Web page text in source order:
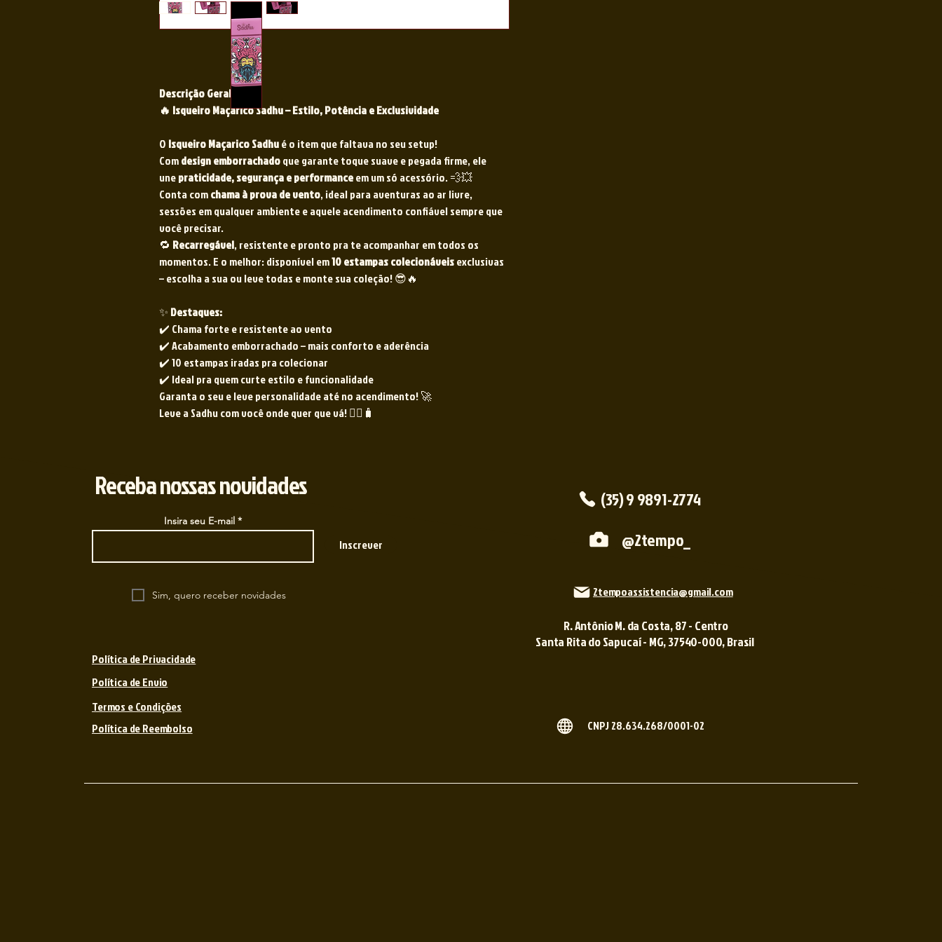
Descrição Geral
🔥 Isqueiro Maçarico Sadhu – Estilo, Potência e Exclusividade
O Isqueiro Maçarico Sadhué o item que faltava no seu setup!
Comdesign emborrachadoque garante toque suave e pegada firme, ele
unepraticidade, segurança e performanceem um só acessório. 💨💥
Conta comchama à prova de vento, ideal para aventuras ao ar livre,
sessões em qualquer ambiente e aquele acendimento confiável sempre que
você precisar.
🔁 Recarregável, resistente e pronto pra te acompanhar em todos os
momentos. E o melhor: disponível em10 estampas colecionáveisexclusivas
– escolha a sua ou leve todas e monte sua coleção! 😎🔥
✨ Destaques:
✔️ Chama forte e resistente ao vento
✔️ Acabamento emborrachado – mais conforto e aderência
✔️ 10 estampas iradas pra colecionar
✔️ Ideal pra quem curte estilo e funcionalidade
Garanta o seu e leve personalidade até no acendimento! 🚀
Leve a Sadhu com você onde quer que vá! 🧘‍♂️🧳
Receba nossas novidades
Insira seu E-mail
Inscrever
Sim, quero receber novidades
Política de Privacidade
Política de Envio
Termos e Condições
Política de Reembolso
(35) 9 9891-2774
@2tempo_
2tempoassistencia@gmail.com
R. Antônio M. da Costa, 87 - Centro
Santa Rita do Sapucaí - MG, 37540-000, Brasil ​​
CNPJ 28.634.268/0001-02